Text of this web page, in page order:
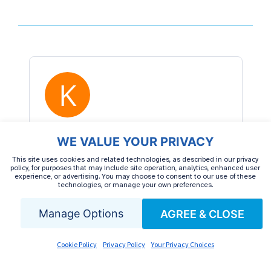
WE VALUE YOUR PRIVACY
This site uses cookies and related technologies, as described in our privacy
policy, for purposes that may include site operation, analytics, enhanced user
experience, or advertising. You may choose to consent to our use of these
technologies, or manage your own preferences.
Manage Options AGREE & CLOSE
Cookie Policy Privacy Policy Your Privacy Choices